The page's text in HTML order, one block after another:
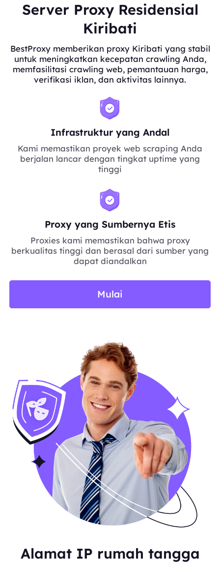
Server Proxy Residensial
Kiribati
BestProxy memberikan proxy Kiribati yang stabil
untuk meningkatkan kecepatan crawling Anda,
memfasilitasi crawling web, pemantauan harga,
verifikasi iklan, dan aktivitas lainnya.
Infrastruktur yang Andal
Kami memastikan proyek web scraping Anda
berjalan lancar dengan tingkat uptime yang
tinggi
Proxy yang Sumbernya Etis
Proxies kami memastikan bahwa proxy
berkualitas tinggi dan berasal dari sumber yang
dapat diandalkan
Mulai
Alamat IP rumah tangga